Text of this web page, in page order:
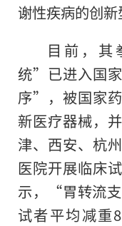
谢性疾病的创新
目前，
统”已进入国家
序”，被国家
新医疗器械，
津、西安、杭
医院开展临床
示，“胃转流
试者平均减重